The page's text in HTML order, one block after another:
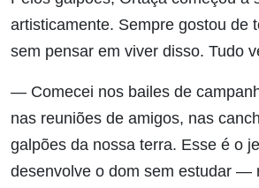
artisticamente. Sempre gostou de
sem pensar em viver disso. Tudo
— Comecei nos bailes de
nas reuniões de amigos, nas
galpões da nossa terra. Esse é o
desenvolve o dom sem estudar